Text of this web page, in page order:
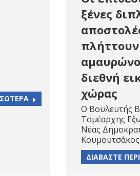
ξένες
διεθνή
χώρας
Ο Βουλευτής
Τομέαρχης
Νέας
ΔΙΑΒΑΣΤΕ